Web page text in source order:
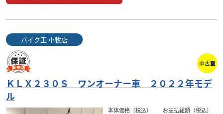
バイク王 小牧店
中古車
ＫＬＸ２３０Ｓ ワンオーナー車 ２０２２年モデ
ル
本体価格（税込） お支払総額（税込）